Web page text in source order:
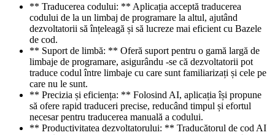
** Traducerea codului: ** Aplicația acceptă traducerea
codului de la un limbaj de programare la altul, ajutând
dezvoltatorii să înțeleagă și să lucreze mai eficient cu Bazele
de cod.
** Suport de limbă: ** Oferă suport pentru o gamă largă de
limbaje de programare, asigurându -se că dezvoltatorii pot
traduce codul între limbaje cu care sunt familiarizați și cele pe
care nu le sunt.
** Precizia și eficiența: ** Folosind AI, aplicația își propune
să ofere rapid traduceri precise, reducând timpul și efortul
necesar pentru traducerea manuală a codului.
** Productivitatea dezvoltatorului: ** Traducătorul de cod AI